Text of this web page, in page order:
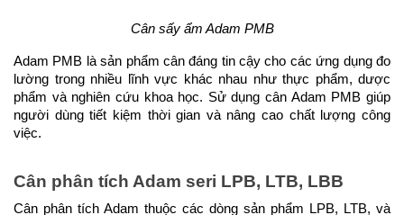
Cân sấy ẩm Adam PMB
Adam PMB là sản phẩm cân đáng tin cậy cho các ứng dụng đo
lường trong nhiều lĩnh vực khác nhau như thực phẩm, dược
phẩm và nghiên cứu khoa học. Sử dụng cân Adam PMB giúp
người dùng tiết kiệm thời gian và nâng cao chất lượng công
việc.
Cân phân tích Adam seri LPB, LTB, LBB
Cân phân tích Adam thuộc các dòng sản phẩm LPB, LTB, và